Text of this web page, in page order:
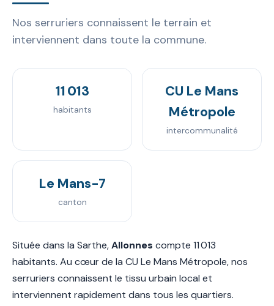
Nos serruriers connaissent le terrain et
interviennent dans toute la commune.
11 013
habitants
CU Le Mans
Métropole
intercommunalité
Le Mans-7
canton
Située dans la Sarthe,Allonnes compte 11 013
habitants. Au cœur de la CU Le Mans Métropole, nos
serruriers connaissent le tissu urbain local et
interviennent rapidement dans tous les quartiers.